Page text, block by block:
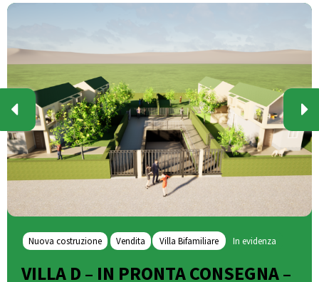
Nuova costruzione Vendita Villa Bifamiliare In evidenza
VILLA D – IN PRONTA CONSEGNA –